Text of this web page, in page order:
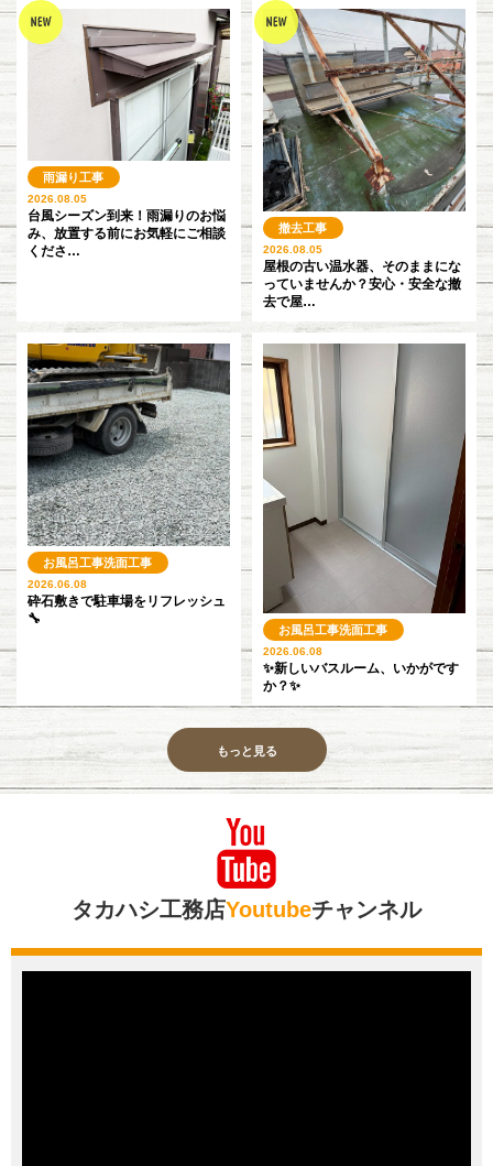
雨漏り工事
2026.08.05
台風シーズン到来！雨漏りのお悩
み、放置する前にお気軽にご相談
くださ…
撤去工事
2026.08.05
屋根の古い温水器、そのままにな
っていませんか？安心・安全な撤
去で屋…
お風呂工事洗面工事
2026.06.08
砕石敷きで駐車場をリフレッシュ
🔧
お風呂工事洗面工事
2026.06.08
✨新しいバスルーム、いかがです
か？✨
もっと見る
タカハシ工務店Youtubeチャンネル